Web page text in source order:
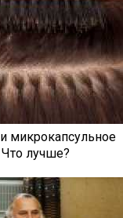
микрокапсульное
лучше?